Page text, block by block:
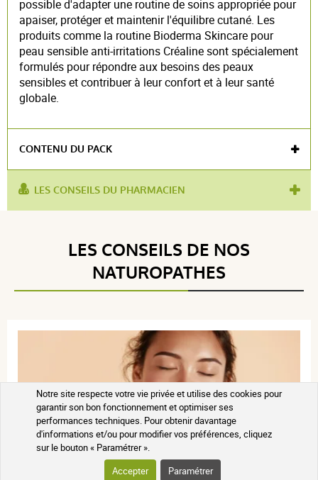
Notre site respecte votre vie privée et utilise des cookies pour
garantir son bon fonctionnement et optimiser ses
performances techniques. Pour obtenir davantage
d'informations et/ou pour modifier vos préférences, cliquez
sur le bouton « Paramétrer ».
Accepter
Paramétrer
possible d'adapter une routine de soins appropriée pour
apaiser, protéger et maintenir l'équilibre cutané. Les
produits comme la routine Bioderma Skincare pour
peau sensible anti-irritations Créaline sont spécialement
formulés pour répondre aux besoins des peaux
sensibles et contribuer à leur confort et à leur santé
globale.
CONTENU DU PACK
1x Bioderma
Créaline Gel
Moussant Peaux
Sensibles
Bioderma | 200 ml
1x Bioderma
Créaline Fort Peaux
Rougies Et
Échauffées 40 ml
LES CONSEILS DU PHARMACIEN
LES CONSEILS DE NOS
NATUROPATHES